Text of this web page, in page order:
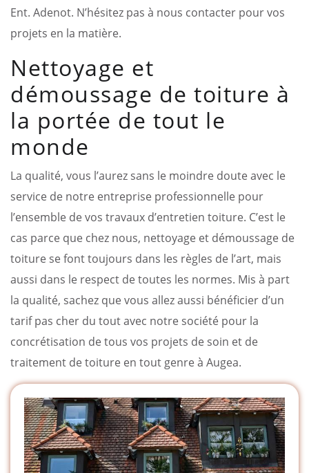
Ent. Adenot. N’hésitez pas à nous contacter pour vos
projets en la matière.
Nettoyage et
démoussage de toiture à
la portée de tout le
monde
La qualité, vous l’aurez sans le moindre doute avec le
service de notre entreprise professionnelle pour
l’ensemble de vos travaux d’entretien toiture. C’est le
cas parce que chez nous, nettoyage et démoussage de
toiture se font toujours dans les règles de l’art, mais
aussi dans le respect de toutes les normes. Mis à part
la qualité, sachez que vous allez aussi bénéficier d’un
tarif pas cher du tout avec notre société pour la
concrétisation de tous vos projets de soin et de
traitement de toiture en tout genre à Augea.